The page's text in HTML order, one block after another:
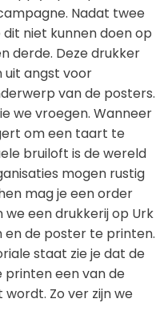
Nadat twee
niet kunnen doen op
derde. Deze drukker
angst voor
van de posters.
we vroegen. Wanneer
om een taart te
bruiloft is de wereld
mogen rustig
mag je een order
we een drukkerij op Urk
en de poster te printen.
staat zie je dat de
printen een van de
Zo ver zijn we